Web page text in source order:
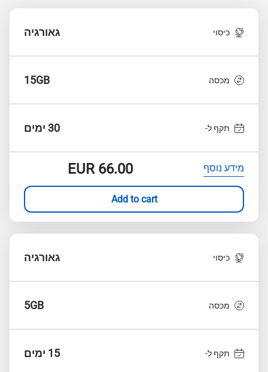
כיסוי גאורגיה
מכסה 15GB
תקף ל- 30 ימים
מידע נוסף EUR66.00
Add to cart
כיסוי גאורגיה
מכסה 5GB
תקף ל- 15 ימים